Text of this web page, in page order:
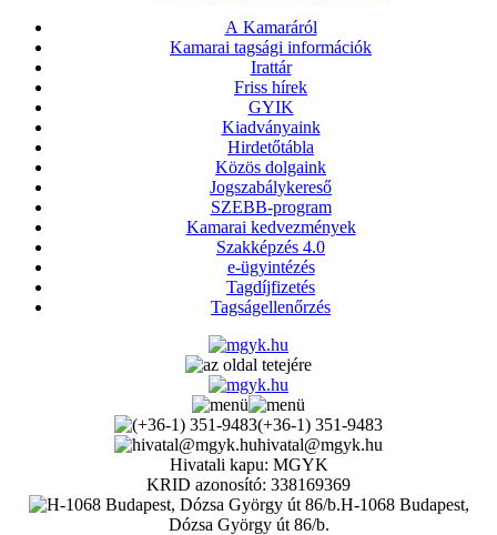
A Kamaráról
Kamarai tagsági információk
Irattár
Friss hírek
GYIK
Kiadványaink
Hirdetőtábla
Közös dolgaink
Jogszabálykereső
SZEBB-program
Kamarai kedvezmények
Szakképzés 4.0
e-ügyintézés
Tagdíjfizetés
Tagságellenőrzés
(+36-1) 351-9483
hivatal@mgyk.hu
Hivatali kapu: MGYK
KRID azonosító: 338169369
H-1068 Budapest,
Dózsa György út 86/b.